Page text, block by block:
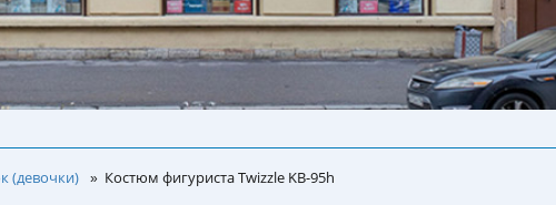
(девочки) » Костюм фигуриста Twizzle KB-95h